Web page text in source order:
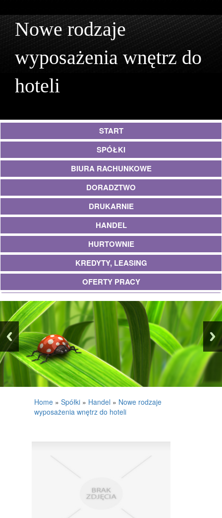
Nowe rodzaje
wyposażenia wnętrz do
hoteli
START
SPÓŁKI
BIURA RACHUNKOWE
DORADZTWO
DRUKARNIE
HANDEL
HURTOWNIE
KREDYTY, LEASING
OFERTY PRACY
UBEZPIECZENIA
EKOLOGIA
BANKI, PRZELEWY, WALUTY, KANTORY
WYKOŃCZENIA
PROJEKTOWANIE
MATERIAŁY BUDOWLANE
NIERUCHOMOŚCI, DZIAŁKI
Home » Spółki » Handel » Nowe rodzaje
wyposażenia wnętrz do hoteli